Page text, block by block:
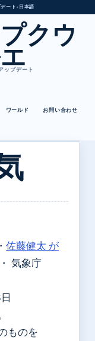
ート • 日本語
クウ
ップデート
ワールド お問い合わせ
・ 佐藤健太 が
・ 気象庁
ものを